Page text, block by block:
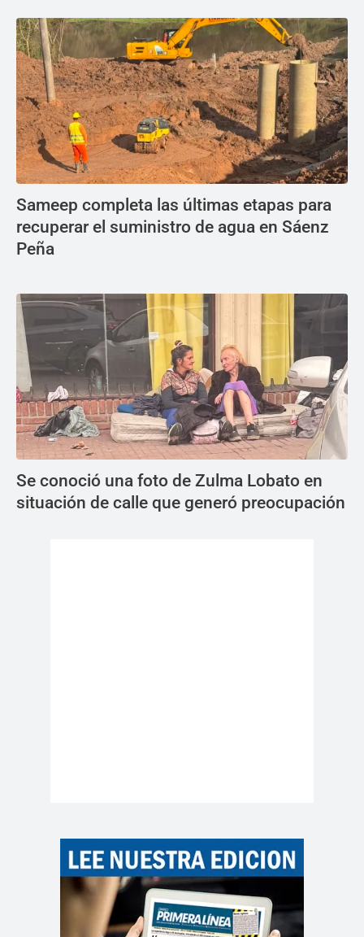
Sameep completa las últimas etapas para
recuperar el suministro de agua en Sáenz
Peña
Se conoció una foto de Zulma Lobato en
situación de calle que generó preocupación